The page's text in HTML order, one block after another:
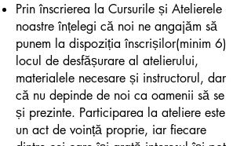
Prin înscrierea la Cursurile și Atelierele
noastre înțelegi că noi ne angajăm să
punem la dispoziția înscrișilor(minim 6)
locul de desfășurare al atelierului,
materialele necesare și instructorul, dar
că nu depinde de noi ca oamenii să se
și prezinte. Participarea la ateliere este
un act de voință proprie, iar fiecare